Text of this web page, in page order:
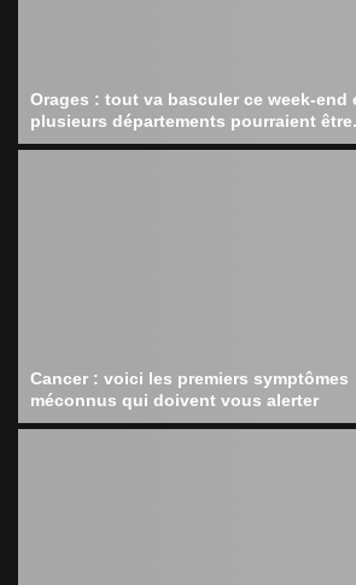
Orages : tout va basculer ce week-end
plusieurs départements pourraient
Cancer : voici les premiers symptômes
méconnus qui doivent vous alerter